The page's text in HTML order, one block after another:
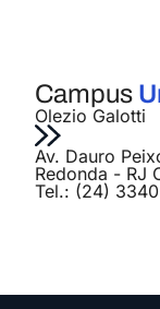
Campus
Olezio Galotti
Av. Dauro
Redonda - RJ
Tel.: (24)